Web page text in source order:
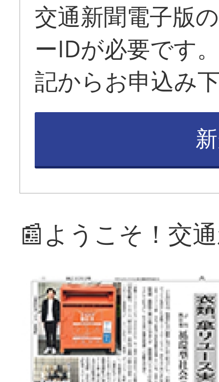
交通新聞電子版
ーIDが必要です
記からお申込み
📰ようこそ！交